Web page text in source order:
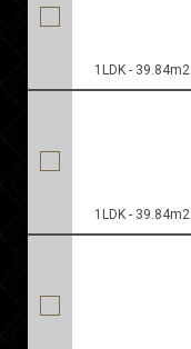
1LDK - 39.84m2
1LDK - 39.84m2